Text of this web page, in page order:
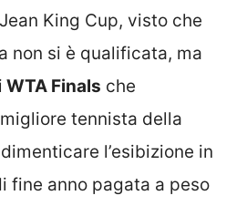
King Cup, visto che
non si è qualificata, ma
WTA Finals che
tennista della
l’esibizione in
fine anno pagata a peso